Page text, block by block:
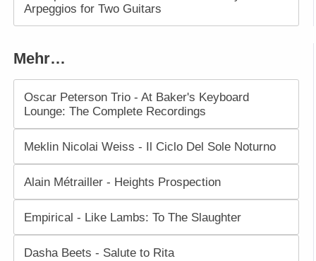
Arpeggios for Two Guitars
Mehr…
Oscar Peterson Trio - At Baker's Keyboard
Lounge: The Complete Recordings
Meklin Nicolai Weiss - Il Ciclo Del Sole Noturno
Alain Métrailler - Heights Prospection
Empirical - Like Lambs: To The Slaughter
Dasha Beets - Salute to Rita